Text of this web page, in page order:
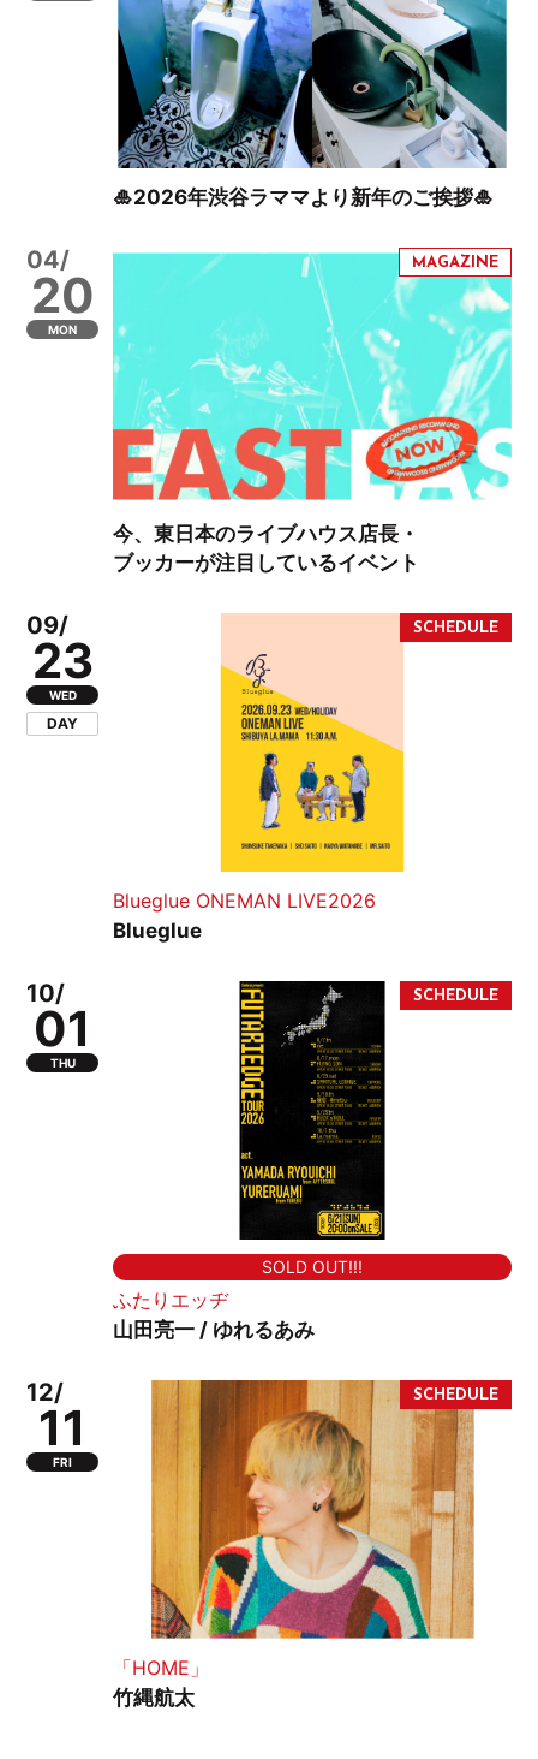
🎍2026年渋谷ラママより新年のご挨拶🎍
04/
20
MON
今、東日本のライブハウス店長・
ブッカーが注目しているイベント
09/
23
WED
DAY
Blueglue ONEMAN LIVE2026
Blueglue
10/
01
THU
SOLD OUT!!!
ふたりエッヂ
山田亮一 / ゆれるあみ
12/
11
FRI
「HOME」
竹縄航太